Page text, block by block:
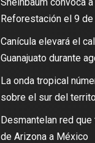
Reforestación el 9
Canícula elevará el
Guanajuato durante
La onda tropical
sobre el sur del
Desmantelan red
de Arizona a México